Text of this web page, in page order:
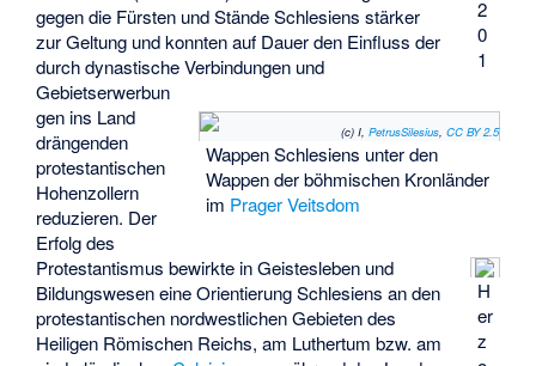
2
0
1
(c) I, PetrusSilesius, CC BY 2.5
Wappen Schlesiens unter den
Wappen der böhmischen Kronländer
im Prager Veitsdom
H
er
z
gegen die Fürsten und Stände Schlesiens stärker
zur Geltung und konnten auf Dauer den Einfluss der
durch dynastische Verbindungen und
Gebietserwerbun
gen ins Land
drängenden
protestantischen
Hohenzollern
reduzieren. Der
Erfolg des
Protestantismus bewirkte in Geistesleben und
Bildungswesen eine Orientierung Schlesiens an den
protestantischen nordwestlichen Gebieten des
Heiligen Römischen Reichs, am Luthertum bzw. am